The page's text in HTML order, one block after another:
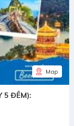
Map
5 ĐÊM):